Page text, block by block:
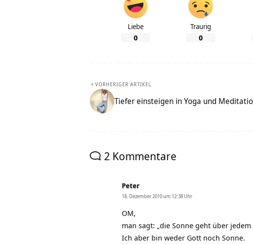
Liebe
0
Traurig
0
VORHERIGER ARTIKEL
Tiefer einsteigen in Yoga und
2 Kommentare
Peter
18. Dezember 2010 um 12:38 Uhr
OM,
man sagt: „die Sonne geht über
Ich aber bin weder Gott noch Sonne.